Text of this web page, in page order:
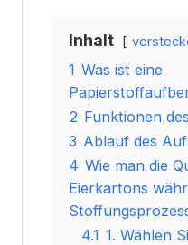
Inhalt
1 Was ist eine
2 Funktionen
3 Ablauf des
4 Wie man die
Eierkartons
4.1 1. Wählen